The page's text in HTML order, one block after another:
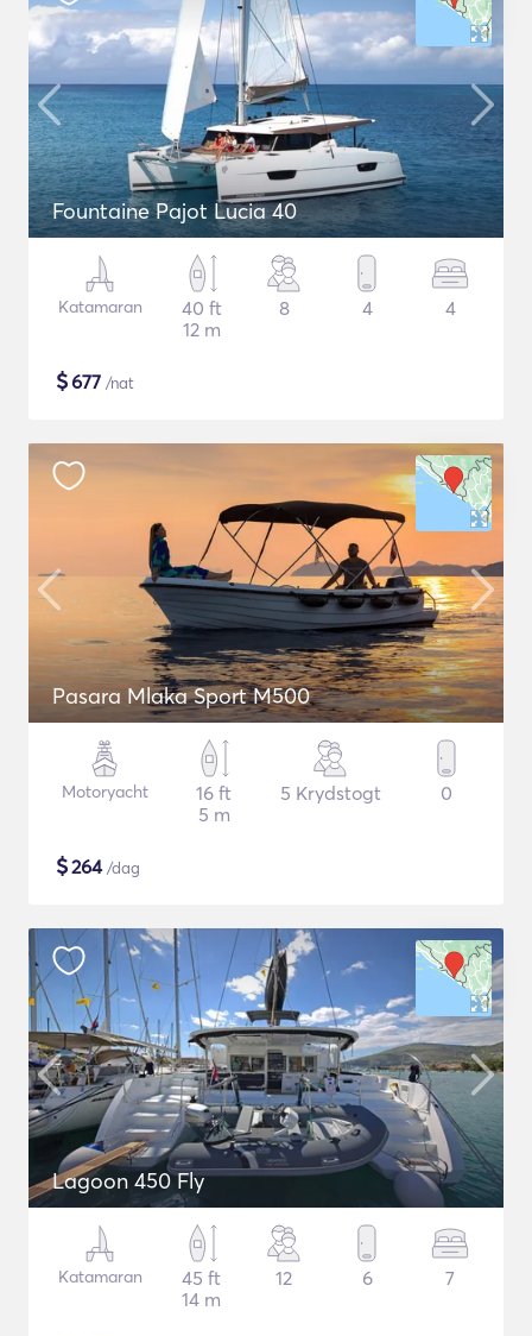
Fountaine Pajot Lucia 40
Katamaran
40 ft
12 m
8 4 4
$677 /nat
Pasara Mlaka Sport M500
Motoryacht
16 ft
5 m
5 Krydstogt 0
$264/dag
Lagoon 450 Fly
Katamaran
45 ft
14 m
12 6 7